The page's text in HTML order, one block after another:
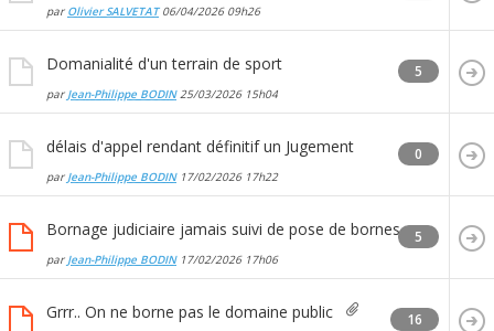
par Olivier SALVETAT06/04/2026 09h26
Domanialité d'un terrain de sport
par Jean-Philippe BODIN25/03/2026 15h04
5
délais d'appel rendant définitif un Jugement
par Jean-Philippe BODIN17/02/2026 17h22
0
Bornage judiciaire jamais suivi de pose de bornes
par Jean-Philippe BODIN17/02/2026 17h06
5
Grrr.. On ne borne pas le domaine public 16